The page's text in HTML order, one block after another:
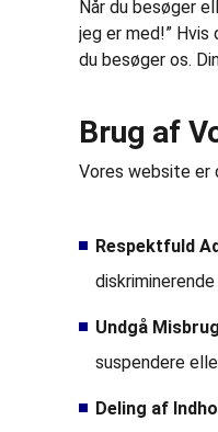
Når du besøger
jeg er med!” Hvis
du besøger os.
Brug af
Vores website er
Respektfuld
Undgå Misbrug
suspendere
Deling af